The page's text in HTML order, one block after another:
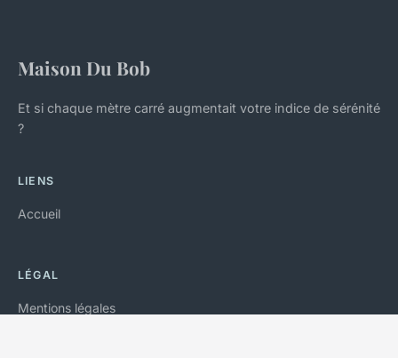
Maison Du Bob
Et si chaque mètre carré augmentait votre indice de sérénité
?
LIENS
Accueil
LÉGAL
Mentions légales